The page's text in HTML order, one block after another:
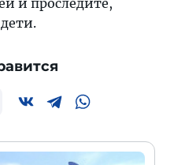
и проследите,